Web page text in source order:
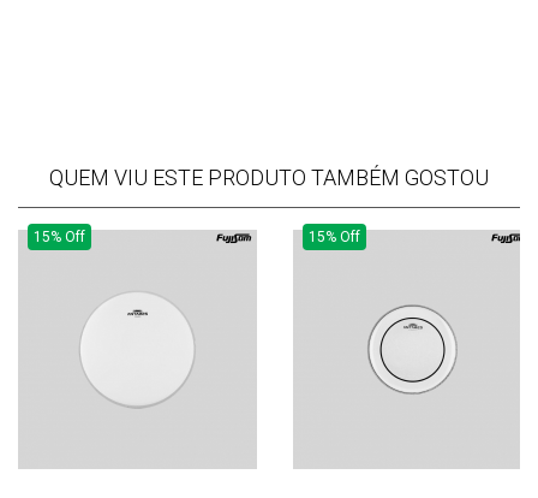
QUEM VIU ESTE PRODUTO TAMBÉM GOSTOU
15% Off 15% Off